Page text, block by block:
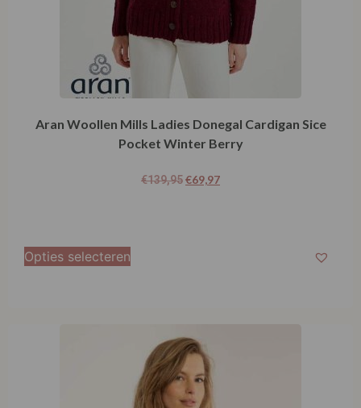
Aran Woollen Mills Ladies Donegal Cardigan Sice
Pocket Winter Berry
€139,95€69,97
Opties selecteren